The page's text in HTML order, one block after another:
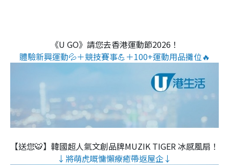
《U GO》請您去香港運動節2026！
體驗新興運動💦＋競技賽事💪＋100+運動用品攤位🔥
【送您🐯】韓國超人氣文創品牌MUZIK TIGER 冰感風扇！
↓將萌虎嘅慵懶療癒帶返屋企↓